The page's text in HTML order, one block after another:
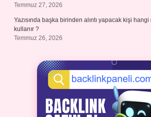
Temmuz 27, 2026
Yazısında başka birinden alıntı yapacak kişi
kullanır ?
Temmuz 26, 2026